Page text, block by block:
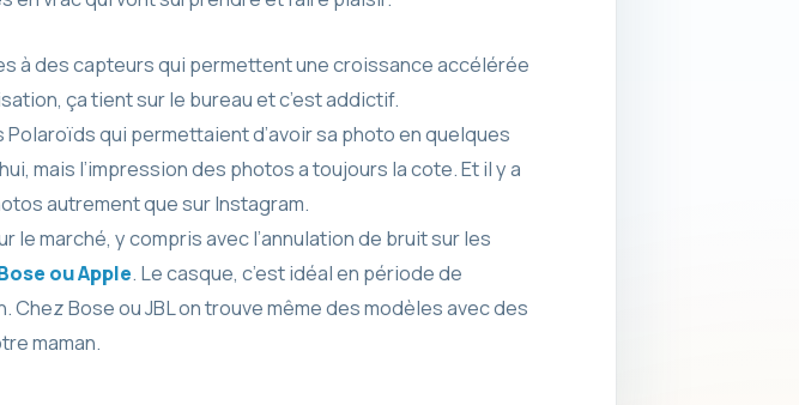
à des capteurs qui permettent une croissance accélérée
ça tient sur le bureau et c’est addictif.
qui permettaient d’avoir sa photo en quelques
mais l’impression des photos a toujours la cote. Et il y a
autrement que sur Instagram.
marché, y compris avec l’annulation de bruit sur les
ou Apple. Le casque, c’est idéal en période de
Bose ou JBL on trouve même des modèles avec des
maman.